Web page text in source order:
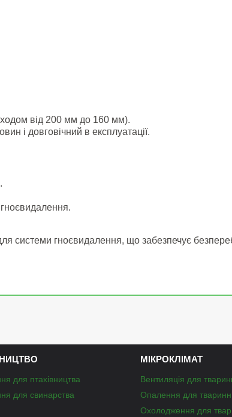
від 200 мм до 160 мм).
і довговічний в експлуатації.
системи гноєвидалення, що забезпечує
для птахівництва
для свинарства
МІКРОКЛІМАТ
Вентиляція для
Опалення для
Охолодження для